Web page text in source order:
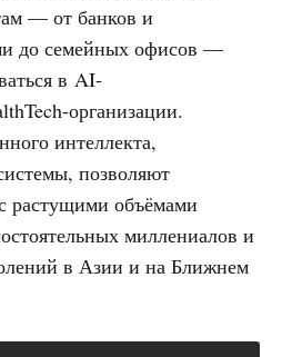
— от банков и
до семейных офисов —
в AI-
организации.
интеллекта,
позволяют
растущими объёмами
миллениалов и
в Азии и на Ближнем